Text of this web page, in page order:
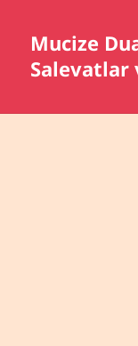
Mucize
Salevatlar